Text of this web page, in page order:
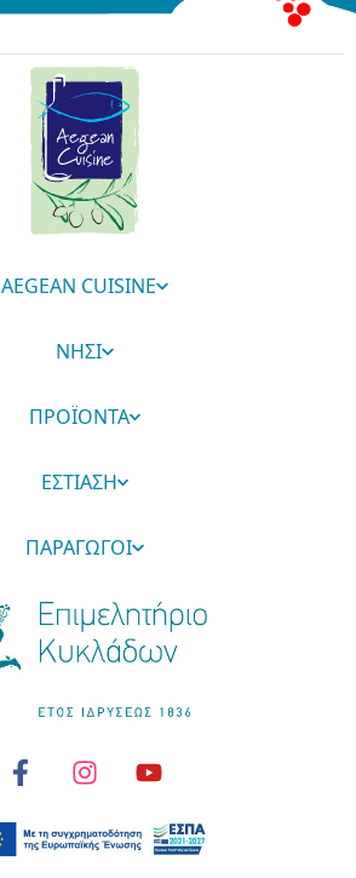
AEGEAN CUISINE
ΝΗΣΙ
ΠΡΟΪΟΝΤΑ
ΕΣΤΙΑΣΗ
ΠΑΡΑΓΩΓΟΙ